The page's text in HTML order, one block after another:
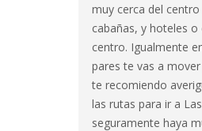
muy cerca del
cabañas, y hoteles
centro. Igualmente
pares te vas a
te recomiendo
las rutas para ir a
seguramente haya